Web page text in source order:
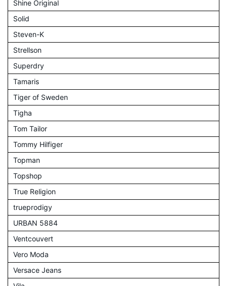
Shine Original
Solid
Steven-K
Strellson
Superdry
Tamaris
Tiger of Sweden
Tigha
Tom Tailor
Tommy Hilfiger
Topman
Topshop
True Religion
trueprodigy
URBAN 5884
Ventcouvert
Vero Moda
Versace Jeans